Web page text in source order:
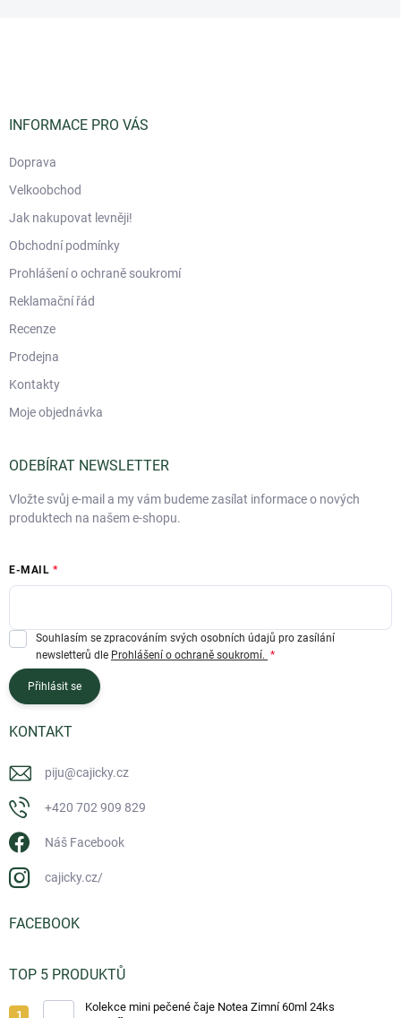
INFORMACE PRO VÁS
Doprava
Velkoobchod
Jak nakupovat levněji!
Obchodní podmínky
Prohlášení o ochraně soukromí
Reklamační řád
Recenze
Prodejna
Kontakty
Moje objednávka
ODEBÍRAT NEWSLETTER
Vložte svůj e-mail a my vám budeme zasílat informace o nových
produktech na našem e-shopu.
E-MAIL
Souhlasím se zpracováním svých osobních údajů pro zasílání
newsletterů dle Prohlášení o ochraně soukromí.
Přihlásit se
KONTAKT
piju@cajicky.cz
+420 702 909 829
Náš Facebook
cajicky.cz/
FACEBOOK
TOP 5 PRODUKTŮ
Kolekce mini pečené čaje Notea Zimní 60ml 24ks